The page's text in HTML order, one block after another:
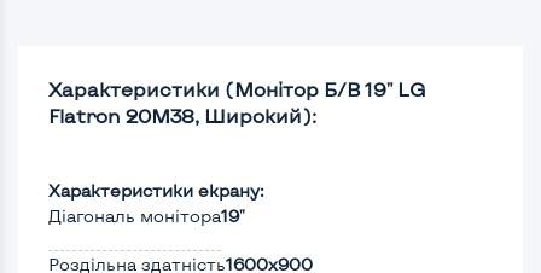
Характеристики (Монітор Б/В 19" LG
Flatron 20M38, Широкий):
Характеристики екрану:
Діагональ монітора19"
Роздільна здатність1600x900